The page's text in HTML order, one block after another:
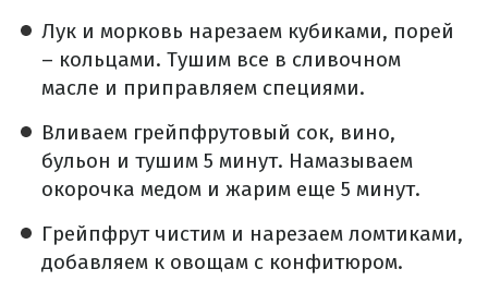
Лук и морковь нарезаем кубиками, порей
– кольцами. Тушим все в сливочном
масле и приправляем специями.
Вливаем грейпфрутовый сок, вино,
бульон и тушим 5 минут. Намазываем
окорочка медом и жарим еще 5 минут.
Грейпфрут чистим и нарезаем ломтиками,
добавляем к овощам с конфитюром.